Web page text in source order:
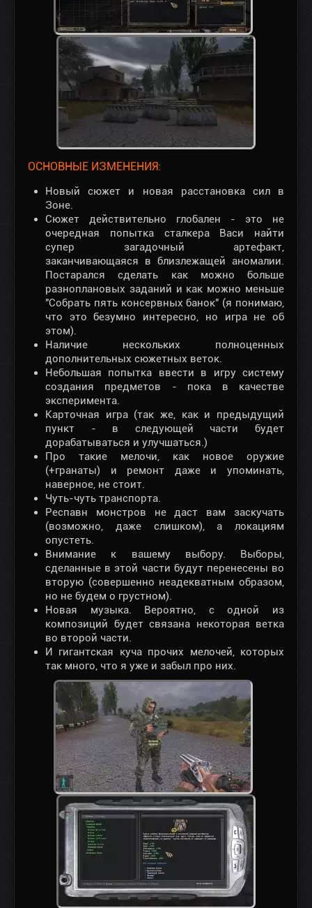
ОСНОВНЫЕ ИЗМЕНЕНИЯ:
Новый сюжет и новая расстановка сил в
Зоне.
Сюжет действительно глобален - это не
очередная попытка сталкера Васи найти
супер загадочный артефакт,
заканчивающаяся в близлежащей аномалии.
Постарался сделать как можно больше
разноплановых заданий и как можно меньше
"Собрать пять консервных банок" (я понимаю,
что это безумно интересно, но игра не об
этом).
Наличие нескольких полноценных
дополнительных сюжетных веток.
Небольшая попытка ввести в игру систему
создания предметов - пока в качестве
эксперимента.
Карточная игра (так же, как и предыдущий
пункт - в следующей части будет
дорабатываться и улучшаться.)
Про такие мелочи, как новое оружие
(+гранаты) и ремонт даже и упоминать,
наверное, не стоит.
Чуть-чуть транспорта.
Респавн монстров не даст вам заскучать
(возможно, даже слишком), а локациям
опустеть.
Внимание к вашему выбору. Выборы,
сделанные в этой части будут перенесены во
вторую (совершенно неадекватным образом,
но не будем о грустном).
Новая музыка. Вероятно, с одной из
композиций будет связана некоторая ветка
во второй части.
И гигантская куча прочих мелочей, которых
так много, что я уже и забыл про них.